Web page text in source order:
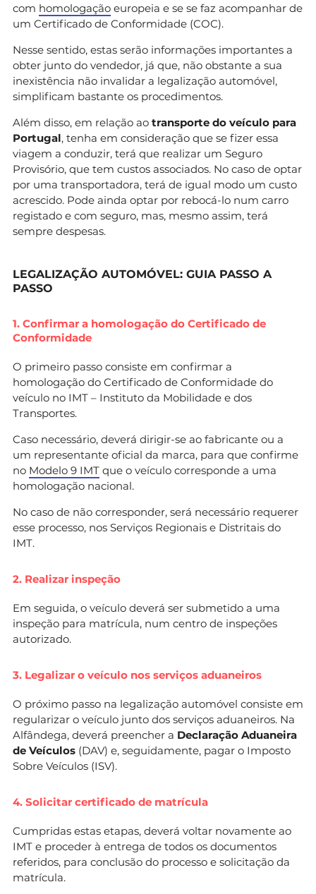
com homologação europeia e se se faz acompanhar de
um Certificado de Conformidade (COC).
Nesse sentido, estas serão informações importantes a
obter junto do vendedor, já que, não obstante a sua
inexistência não invalidar a legalização automóvel,
simplificam bastante os procedimentos.
Além disso, em relação ao transporte do veículo para
Portugal, tenha em consideração que se fizer essa
viagem a conduzir, terá que realizar um Seguro
Provisório, que tem custos associados. No caso de optar
por uma transportadora, terá de igual modo um custo
acrescido. Pode ainda optar por rebocá-lo num carro
registado e com seguro, mas, mesmo assim, terá
sempre despesas.
LEGALIZAÇÃO AUTOMÓVEL: GUIA PASSO A
PASSO
1. Confirmar a homologação do Certificado de
Conformidade
O primeiro passo consiste em confirmar a
homologação do Certificado de Conformidade do
veículo no IMT – Instituto da Mobilidade e dos
Transportes.
Caso necessário, deverá dirigir-se ao fabricante ou a
um representante oficial da marca, para que confirme
no Modelo 9 IMT que o veículo corresponde a uma
homologação nacional.
No caso de não corresponder, será necessário requerer
esse processo, nos Serviços Regionais e Distritais do
IMT.
2. Realizar inspeção
Em seguida, o veículo deverá ser submetido a uma
inspeção para matrícula, num centro de inspeções
autorizado.
3. Legalizar o veículo nos serviços aduaneiros
O próximo passo na legalização automóvel consiste em
regularizar o veículo junto dos serviços aduaneiros. Na
Alfândega, deverá preencher a Declaração Aduaneira
de Veículos (DAV) e, seguidamente, pagar o Imposto
Sobre Veículos (ISV).
4. Solicitar certificado de matrícula
Cumpridas estas etapas, deverá voltar novamente ao
IMT e proceder à entrega de todos os documentos
referidos, para conclusão do processo e solicitação da
matrícula.